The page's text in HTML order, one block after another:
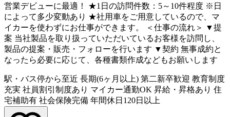
営業デビューに最適！ ★1日の訪問件数：5～10件程度 ※日
によって多少変動あり ★社用車をご用意しているので、マ
イカーを使わずにお仕事ができます。 ＜仕事の流れ＞ ▼提
案 当社製品を取り扱っていただいているお客様を訪問し、
製品の提案・販売・フォローを行います ▼契約 無事成約と
なったら必要に応じて、各種書類作成などもお願いします
駅・バス停から至近 長期(6ヶ月以上) 第二新卒歓迎 教育制度
充実 社員割引制度あり マイカー通勤OK 昇給・昇格あり 住
宅補助有 社会保険完備 年間休日120日以上